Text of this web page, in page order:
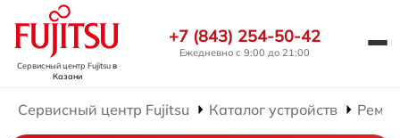
Сервисный центр Fujitsuв
Казани
+7 (843) 254-50-42
Ежедневно с 9:00 до 21:00
Сервисный центр Fujitsu Каталог устройств